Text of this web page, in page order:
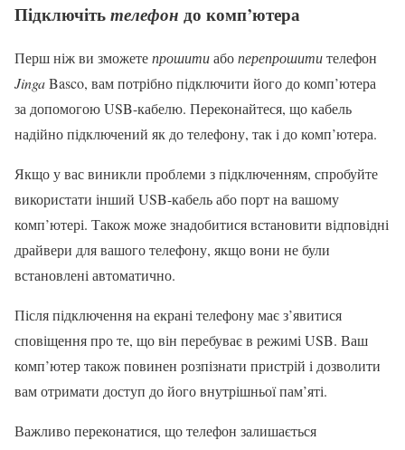
Підключітьтелефон до комп’ютера
Перш ніж ви зможетепрошитиабоперепрошитителефон
JingaBasco, вам потрібно підключити його до комп’ютера
за допомогою USB-кабелю. Переконайтеся, що кабель
надійно підключений як до телефону, так і до комп’ютера.
Якщо у вас виникли проблеми з підключенням, спробуйте
використати інший USB-кабель або порт на вашому
комп’ютері. Також може знадобитися встановити відповідні
драйвери для вашого телефону, якщо вони не були
встановлені автоматично.
Після підключення на екрані телефону має з’явитися
сповіщення про те, що він перебуває в режимі USB. Ваш
комп’ютер також повинен розпізнати пристрій і дозволити
вам отримати доступ до його внутрішньої пам’яті.
Важливо переконатися, що телефон залишається